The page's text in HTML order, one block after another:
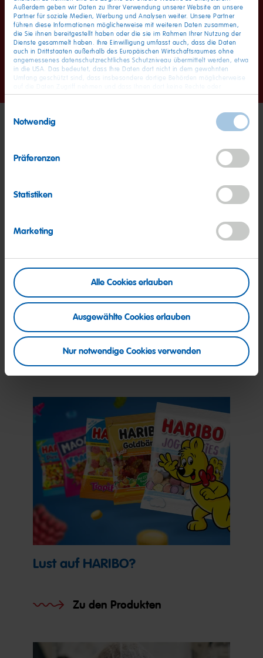
Außerdem geben wir Daten zu Ihrer Verwendung unserer Website an unsere
Partner für soziale Medien, Werbung und Analysen weiter. Unsere Partner
führen diese Informationen möglicherweise mit weiteren Daten zusammen,
die Sie ihnen bereitgestellt haben oder die sie im Rahmen Ihrer Nutzung der
Dienste gesammelt haben. Ihre Einwilligung umfasst auch, dass die Daten
auch in Drittstaaten außerhalb des Europäischen Wirtschaftsraumes ohne
angemessenes datenschutzrechtliches Schutzniveau übermittelt werden, etwa
in die USA. Das bedeutet, dass Ihre Daten dort nicht in dem gewohnten
Umfang geschützt sind, dass insbesondere dortige Behörden möglicherweise
Rechtsbehelfe zur Verfügung stehen. Sie haben das Rechts, Ihre Einwilligung
finden Sie detaillierten Informationen zur Verarbeitung
Ihrer Daten und zum Widerruf Ihrer Einwilligung. Unser Impressum finden Sie
Notwendig
Präferenzen
Statistiken
Marketing
Alle Cookies erlauben
Ausgewählte Cookies erlauben
Nur notwendige Cookies verwenden
Go Go Go
Unsere Produktion: Vielfalt in
bunt und lecker
Mehr dazu
Lust auf HARIBO?
Zu den Produkten